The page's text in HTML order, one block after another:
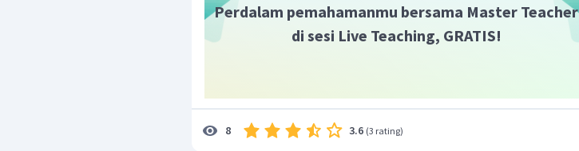
Perdalam pemahamanmu bersama Master Teacher
di sesi Live Teaching, GRATIS!
8 3.6 (3 rating)